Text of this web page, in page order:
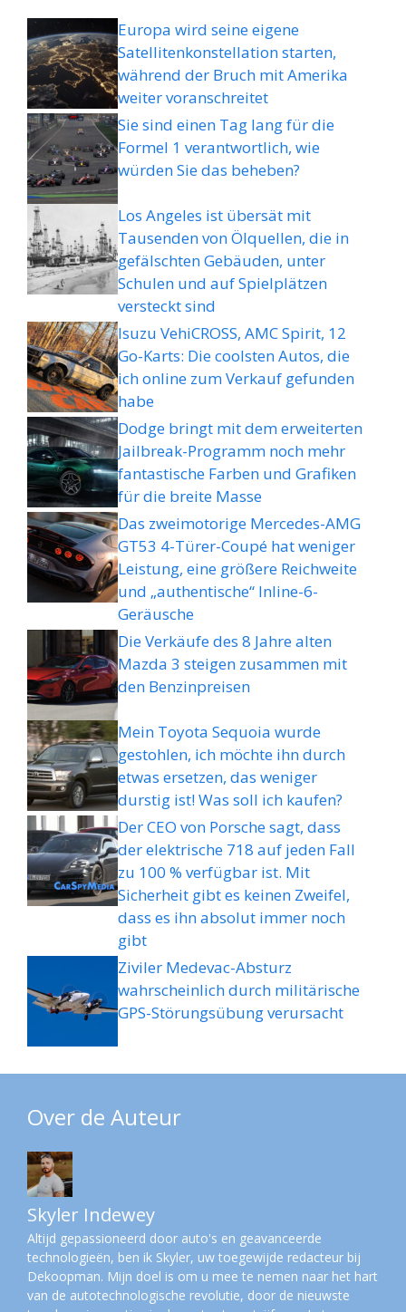
Europa wird seine eigene
Satellitenkonstellation starten,
während der Bruch mit Amerika
weiter voranschreitet
Sie sind einen Tag lang für die
Formel 1 verantwortlich, wie
würden Sie das beheben?
Los Angeles ist übersät mit
Tausenden von Ölquellen, die in
gefälschten Gebäuden, unter
Schulen und auf Spielplätzen
versteckt sind
Isuzu VehiCROSS, AMC Spirit, 12
Go-Karts: Die coolsten Autos, die
ich online zum Verkauf gefunden
habe
Dodge bringt mit dem erweiterten
Jailbreak-Programm noch mehr
fantastische Farben und Grafiken
für die breite Masse
Das zweimotorige Mercedes-AMG
GT53 4-Türer-Coupé hat weniger
Leistung, eine größere Reichweite
und „authentische“ Inline-6-
Geräusche
Die Verkäufe des 8 Jahre alten
Mazda 3 steigen zusammen mit
den Benzinpreisen
Mein Toyota Sequoia wurde
gestohlen, ich möchte ihn durch
etwas ersetzen, das weniger
durstig ist! Was soll ich kaufen?
Der CEO von Porsche sagt, dass
der elektrische 718 auf jeden Fall
zu 100 % verfügbar ist. Mit
Sicherheit gibt es keinen Zweifel,
dass es ihn absolut immer noch
gibt
Ziviler Medevac-Absturz
wahrscheinlich durch militärische
GPS-Störungsübung verursacht
Over de Auteur
Skyler Indewey
Altijd gepassioneerd door auto's en geavanceerde
technologieën, ben ik Skyler, uw toegewijde redacteur bij
Dekoopman. Mijn doel is om u mee te nemen naar het hart
van de autotechnologische revolutie, door de nieuwste